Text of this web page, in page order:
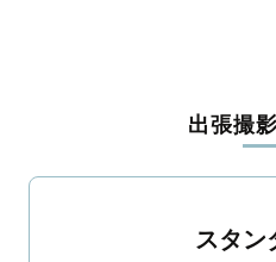
出張撮
スタン